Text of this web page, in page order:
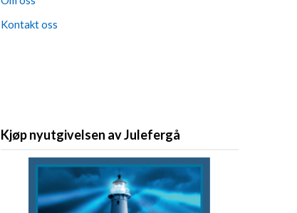
Kontakt oss
Kjøp nyutgivelsen av Julefergå